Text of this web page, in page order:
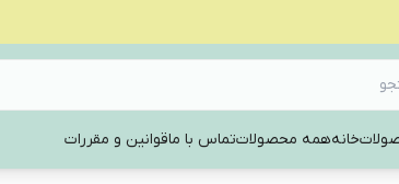
خانههمه محصولاتتماس با ماقوانین و مقررات